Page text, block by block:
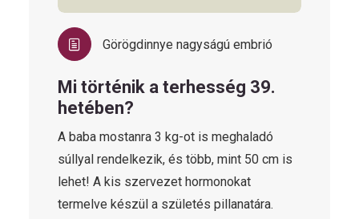
Görögdinnye nagyságú embrió
Mi történik a terhesség 39.
hetében?
A baba mostanra 3 kg-ot is meghaladó
súllyal rendelkezik, és több, mint 50 cm is
lehet! A kis szervezet hormonokat
termelve készül a születés pillanatára.